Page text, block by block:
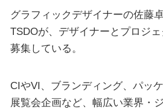
グラフィックデザイナーの佐藤
TSDOが、デザイナーとプロジ
募集している。
CIやVI、ブランディング、パッ
展覧会企画など、幅広い業界・